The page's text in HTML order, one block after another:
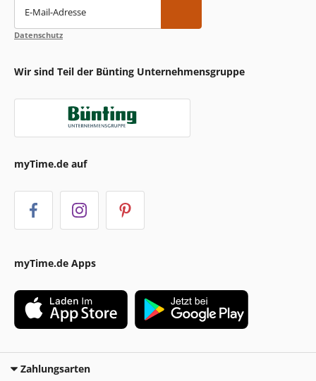
E-Mail-Adresse
Datenschutz
Wir sind Teil der Bünting Unternehmensgruppe
myTime.de auf
myTime.de Apps
Zahlungsarten